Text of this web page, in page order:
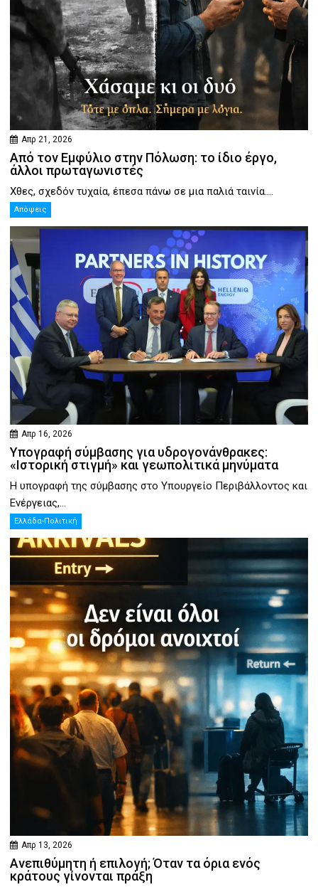
Απρ 21, 2026
Από τον Εμφύλιο στην Πόλωση: το ίδιο έργο,
άλλοι πρωταγωνιστές
Χθες, σχεδόν τυχαία, έπεσα πάνω σε μια παλιά ταινία....
Απόψεις
Απρ 16, 2026
Υπογραφή σύμβασης για υδρογονάνθρακες:
«Ιστορική στιγμή» και γεωπολιτικά μηνύματα
Η υπογραφή της σύμβασης στο Υπουργείο Περιβάλλοντος και
Ενέργειας,...
Ελλάδα-Πολιτική
Απρ 13, 2026
Ανεπιθύμητη ή επιλογή; Όταν τα όρια ενός
κράτους γίνονται πράξη